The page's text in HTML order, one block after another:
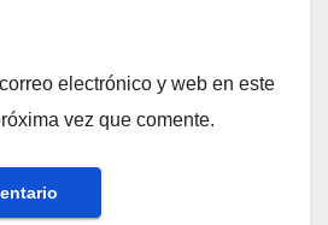
electrónico y web en este
vez que comente.